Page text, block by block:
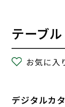
テーブ
お気に入
デジタルカ